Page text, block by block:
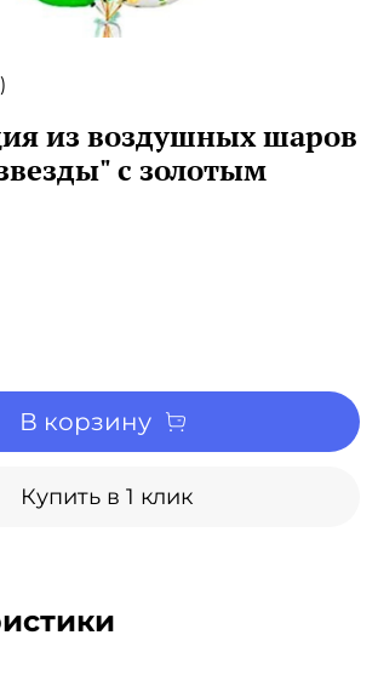
из воздушных шаров
с золотым
В корзину
Купить в 1 клик